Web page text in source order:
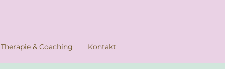
Therapie & Coaching Kontakt